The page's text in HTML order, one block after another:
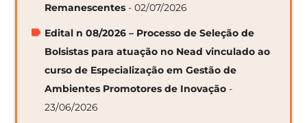
Remanescentes - 02/07/2026
Edital n 08/2026 – Processo de Seleção de
Bolsistas para atuação no Nead vinculado ao
curso de Especialização em Gestão de
Ambientes Promotores de Inovação -
23/06/2026